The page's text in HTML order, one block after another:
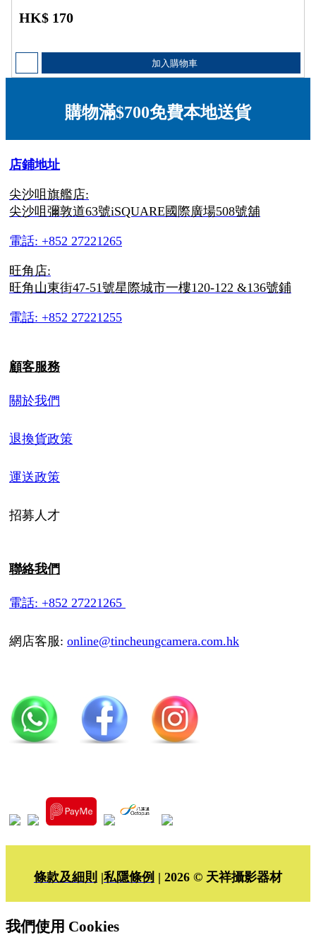
HK$ 170
加入購物車
購物滿$700免費本地送貨
店鋪地址
尖沙咀旗艦店:
尖沙咀彌敦道63號iSQUARE國際廣場508號舖
電話: +852 27221265
旺角店:
旺角山東街47-51號星際城市一樓120-122 &136號鋪
電話: +852 27221255
顧客服務
關於我們
退換貨政策
運送政策
招募人才
聯絡我們
電話: +852 27221265
網店客服: online@tincheungcamera.com.hk
條款及細則 |私隱條例 | 2026 © 天祥攝影器材
我們使用 Cookies